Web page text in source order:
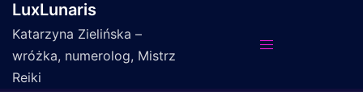
Przejdź
do
treści
LuxLunaris
Katarzyna Zielińska –
wróżka, numerolog, Mistrz
Reiki